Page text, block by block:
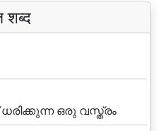
शब्द
ഒരു വസ്ത്രം